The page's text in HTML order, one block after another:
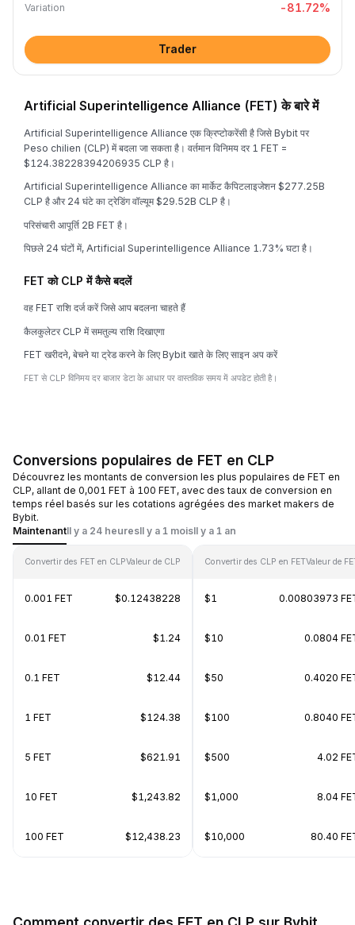
Variation -81.72%
Trader
Artificial Superintelligence Alliance (FET) के बारे में
Artificial Superintelligence Alliance एक क्रिप्टोकरेंसी है जिसे Bybit पर
Peso chilien (CLP) में बदला जा सकता है। वर्तमान विनिमय दर 1 FET =
$124.38228394206935 CLP है।
Artificial Superintelligence Alliance का मार्केट कैपिटलाइजेशन $277.25B
CLP है और 24 घंटे का ट्रेडिंग वॉल्यूम $29.52B CLP है।
परिसंचारी आपूर्ति 2B FET है।
पिछले 24 घंटों में, Artificial Superintelligence Alliance 1.73% घटा है।
FET को CLP में कैसे बदलें
वह FET राशि दर्ज करें जिसे आप बदलना चाहते हैं
कैलकुलेटर CLP में समतुल्य राशि दिखाएगा
FET खरीदने, बेचने या ट्रेड करने के लिए Bybit खाते के लिए साइन अप करें
FET से CLP विनिमय दर बाजार डेटा के आधार पर वास्तविक समय में अपडेट होती है।
Conversions populaires de FET en CLP
Découvrez les montants de conversion les plus populaires de FET en
CLP, allant de 0,001 FET à 100 FET, avec des taux de conversion en
temps réel basés sur les cotations agrégées des market makers de
Bybit.
MaintenantIl y a 24 heuresIl y a 1 moisIl y a 1 an
Convertir des FET en CLPValeur de CLP
0.001 FET $0.12438228
0.01 FET $1.24
0.1 FET $12.44
1 FET $124.38
5 FET $621.91
10 FET $1,243.82
100 FET $12,438.23
Convertir des CLP en FETValeur de
$1 0.00803973
$10 0.0804
$50 0.4020
$100 0.8040
$500 4.02
$1,000 8.04
$10,000 80.40